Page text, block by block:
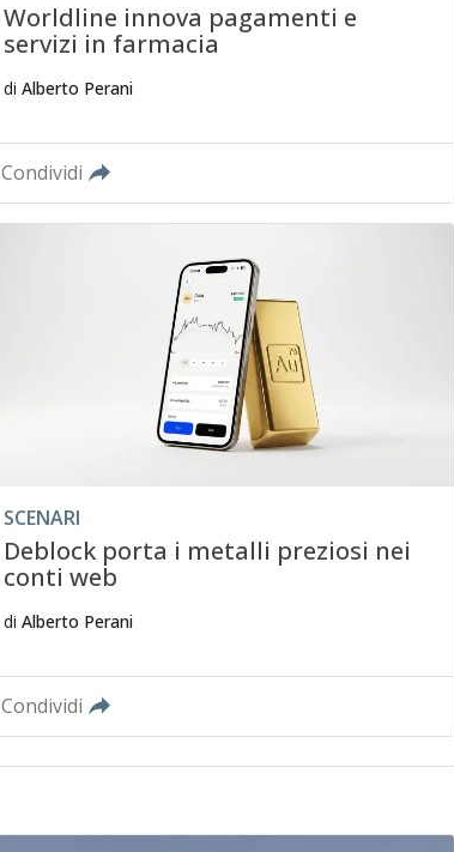
Worldline innova pagamenti e
servizi in farmacia
di Alberto Perani
Condividi
SCENARI
Deblock porta i metalli preziosi nei
conti web
di Alberto Perani
Condividi